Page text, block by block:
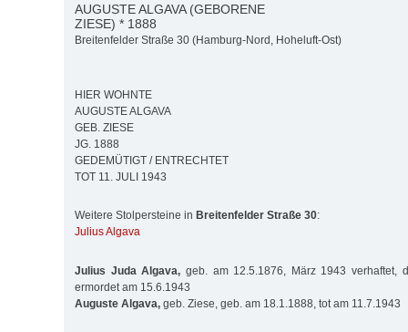
AUGUSTE ALGAVA (GEBORENE
ZIESE) * 1888
Breitenfelder Straße 30 (Hamburg-Nord, Hoheluft-Ost)
HIER WOHNTE
AUGUSTE ALGAVA
GEB. ZIESE
JG. 1888
GEDEMÜTIGT / ENTRECHTET
TOT 11. JULI 1943
Weitere Stolpersteine in Breitenfelder Straße 30:
Julius Algava
Julius Juda Algava, geb. am 12.5.1876, März 1943 verhaftet,
ermordet am 15.6.1943
Auguste Algava, geb. Ziese, geb. am 18.1.1888, tot am 11.7.1943